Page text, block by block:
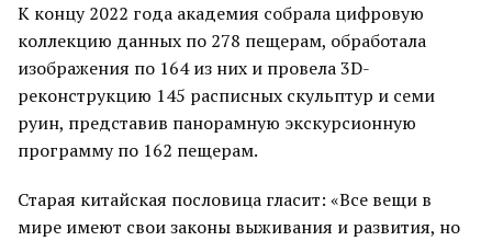
К концу 2022 года академия собрала цифровую
коллекцию данных по 278 пещерам, обработала
изображения по 164 из них и провела 3D-
реконструкцию 145 расписных скульптур и семи
руин, представив панорамную экскурсионную
программу по 162 пещерам.
Старая китайская пословица гласит: «Все вещи в
мире имеют свои законы выживания и развития, но